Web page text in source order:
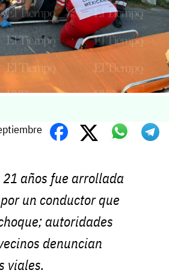
21 años fue arrollada
un conductor que
autoridades
denuncian
viales.